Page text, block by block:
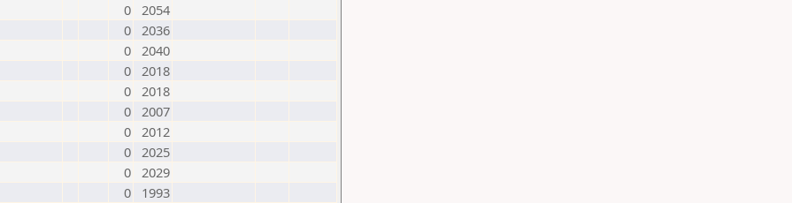
0 2054
0 2036
0 2040
0 2018
0 2018
0 2007
0 2012
0 2025
0 2029
0
1993